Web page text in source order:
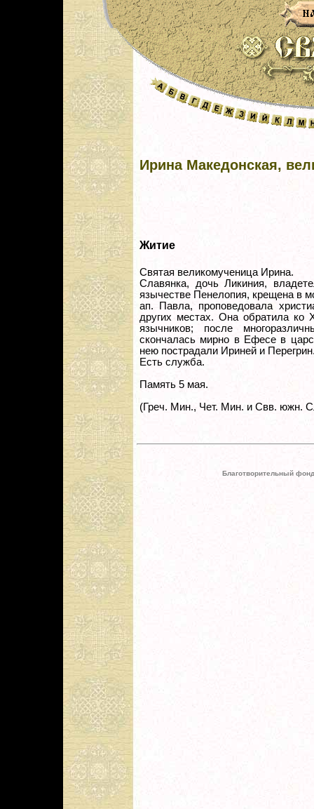
Ирина Македонская,
Житие
Святая великомученица Ирина.
Славянка, дочь Ликиния,
язычестве Пенелопия, крещена в
ап. Павла, проповедовала
других местах. Она обратила ко
язычников; после
скончалась мирно в Ефесе в
нею пострадали Ириней и
Есть служба.
Память 5 мая.
(Греч. Мин., Чет. Мин. и Свв. южн.
Благотворительный